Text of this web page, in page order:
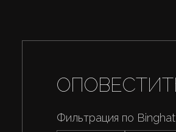
Фильтрация по